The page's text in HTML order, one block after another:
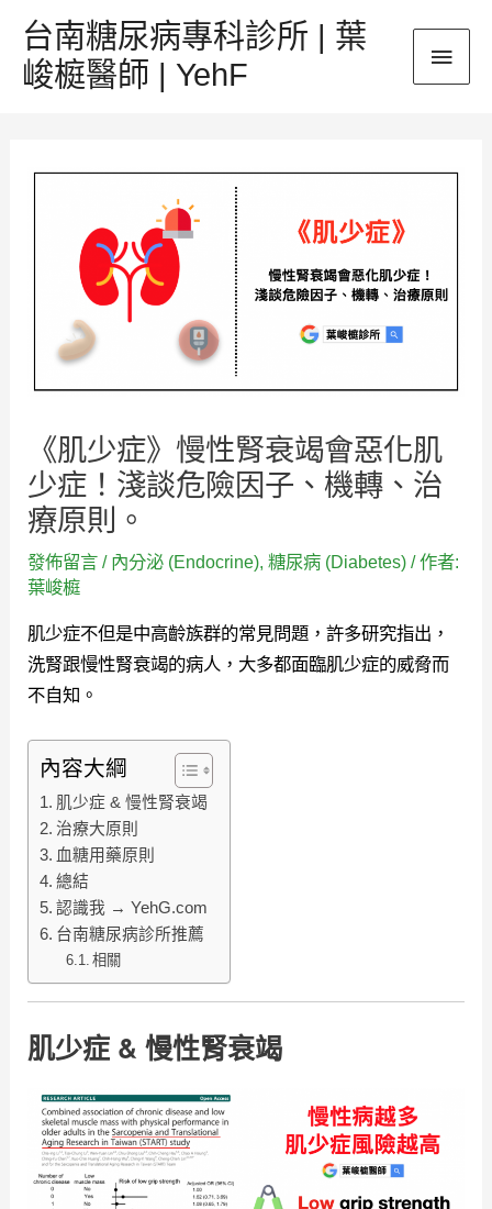
台南糖尿病專科診所 | 葉
峻榳醫師 | YehF
要
《肌少症》慢性腎衰竭會惡化肌
少症！淺談危險因子、機轉、治
療原則。
發佈留言 / 內分泌 (Endocrine),糖尿病 (Diabetes) / 作者:
葉峻榳
肌少症不但是中高齡族群的常見問題，許多研究指出，
洗腎跟慢性腎衰竭的病人，大多都面臨肌少症的威脅而
不自知。
內容大綱
肌少症 & 慢性腎衰竭
治療大原則
血糖用藥原則
總結
認識我 → YehG.com
台南糖尿病診所推薦
相關
肌少症 & 慢性腎衰竭